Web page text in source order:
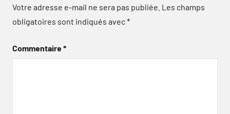
Votre adresse e-mail ne sera pas publiée. Les champs
obligatoires sont indiqués avec*
Commentaire*